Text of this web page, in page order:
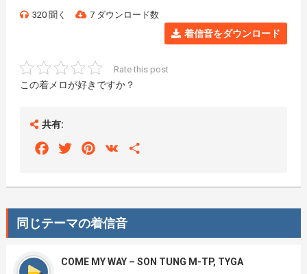
320 聞く 7 ダウンロード数
着信音をダウンロード
Rate this post
この着メロが好きですか？
共有:
FacebookTwitterPinterest
VK
同じテーマの着信音
COME MY WAY – SON TUNG M-TP, TYGA